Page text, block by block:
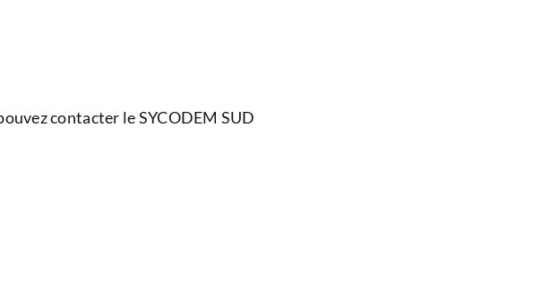
contacter le SYCODEM SUD